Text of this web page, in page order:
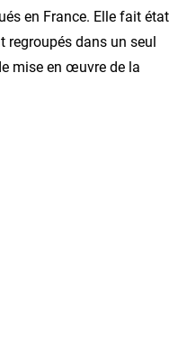
en France. Elle fait état
regroupés dans un seul
mise en œuvre de la